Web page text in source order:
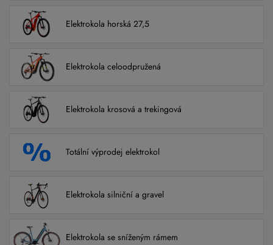
Elektrokola horská 27,5
Elektrokola celoodpružená
Elektrokola krosová a trekingová
Totální výprodej elektrokol
Elektrokola silniční a gravel
Elektrokola se sníženým rámem